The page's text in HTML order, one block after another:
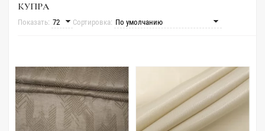
КУПРА
Показать: Сортировка: